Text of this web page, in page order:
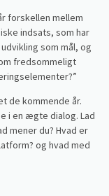
forskellen mellem
indsats, som har
som mål, og
fredsommeligt
de kommende år.
i en ægte dialog. Lad
mener du? Hvad er
og hvad med